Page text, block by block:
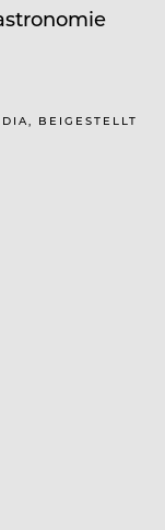
BEIGESTELLT